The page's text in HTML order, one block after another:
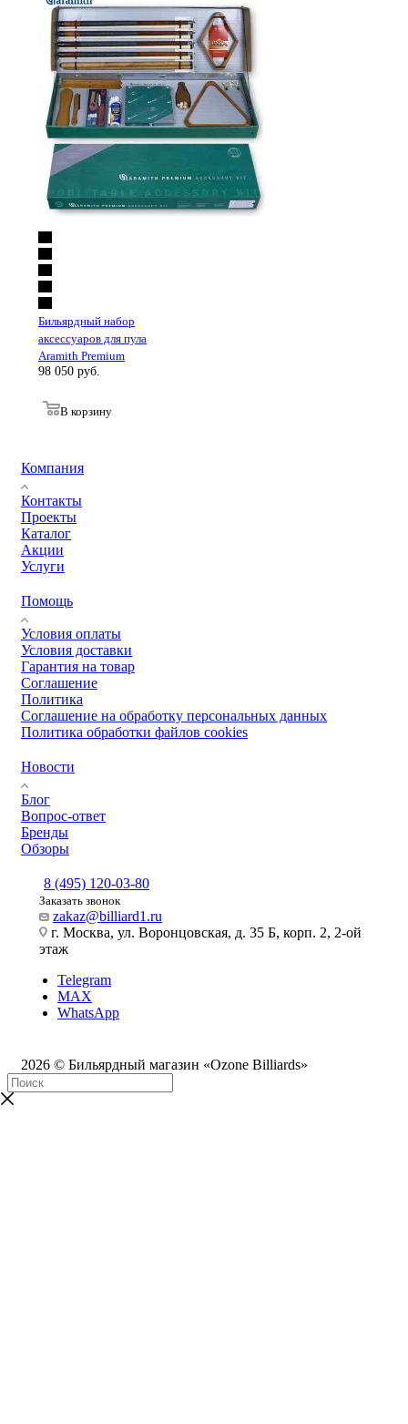
Бильярдный набор
аксессуаров для пула
Aramith Premium
98 050 руб.
В корзину
Компания
Контакты
Проекты
Каталог
Акции
Услуги
Помощь
Условия оплаты
Условия доставки
Гарантия на товар
Соглашение
Политика
Соглашение на обработку персональных данных
Политика обработки файлов cookies
Новости
Блог
Вопрос-ответ
Бренды
Обзоры
8 (495) 120-03-80
Заказать звонок
zakaz@billiard1.ru
г. Москва, ул. Воронцовская, д. 35 Б, корп. 2, 2-ой
этаж
Telegram
MAX
WhatsApp
2026 © Бильярдный магазин «Ozone Billiards»